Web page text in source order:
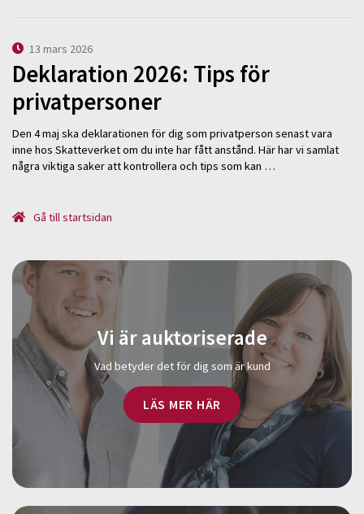
13 mars 2026
Deklaration 2026: Tips för
privatpersoner
Den 4 maj ska deklarationen för dig som privatperson senast vara
inne hos Skatteverket om du inte har fått anstånd. Här har vi samlat
några viktiga saker att kontrollera och tips som kan …
Gå till startsidan
Vi är auktoriserade
Vad betyder det för dig som är kund
LÄS MER HÄR